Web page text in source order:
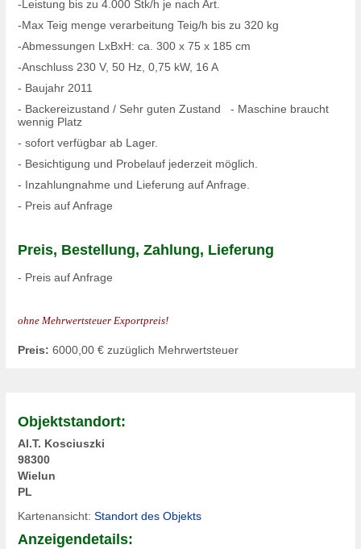
-Leistung bis zu 4.000 Stk/h je nach Art.
-Max Teig menge verarbeitung Teig/h bis zu 320 kg
-Abmessungen LxBxH: ca. 300 x 75 x 185 cm
-Anschluss 230 V, 50 Hz, 0,75 kW, 16 A
- Baujahr 2011
- Backereizustand / Sehr guten Zustand - Maschine braucht
wennig Platz
- sofort verfügbar ab Lager.
- Besichtigung und Probelauf jederzeit möglich.
- Inzahlungnahme und Lieferung auf Anfrage.
- Preis auf Anfrage
Preis, Bestellung, Zahlung, Lieferung
- Preis auf Anfrage
ohne Mehrwertsteuer Exportpreis!
Preis: 6000,00 € zuzüglich Mehrwertsteuer
Objektstandort:
Al.T. Kosciuszki
98300
Wielun
PL
Kartenansicht: Standort des Objekts
Anzeigendetails: